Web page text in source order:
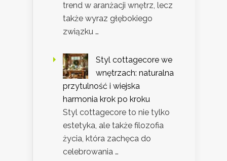
trend w aranżacji wnętrz, lecz
także wyraz głębokiego
związku …
Styl cottagecore we
wnętrzach: naturalna
przytulność i wiejska
harmonia krok po kroku
Styl cottagecore to nie tylko
estetyka, ale także filozofia
życia, która zachęca do
celebrowania …